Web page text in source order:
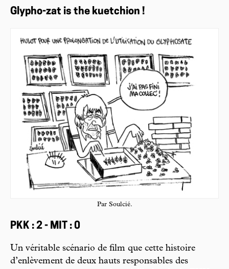
Glypho-zat is the kuetchion !
Par Soulcié.
PKK : 2 - MIT : 0
Un véritable scénario de film que cette histoire
d’enlèvement de deux hauts responsables des